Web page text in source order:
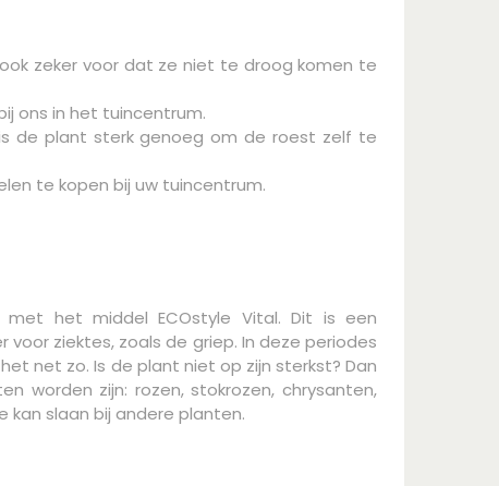
zeker voor dat ze niet te droog komen te
ons in het tuincentrum.
de plant sterk genoeg om de roest zelf te
te kopen bij uw tuincentrum.
het middel ECOstyle Vital. Dit is een
ziektes, zoals de griep. In deze periodes
net zo. Is de plant niet op zijn sterkst? Dan
worden zijn: rozen, stokrozen, chrysanten,
slaan bij andere planten.